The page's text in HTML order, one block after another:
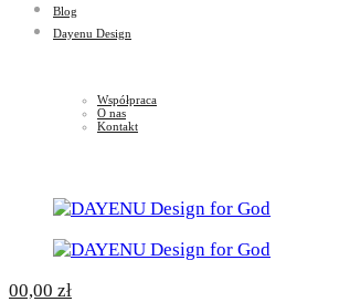
Blog
Dayenu Design
Współpraca
O nas
Kontakt
00,00 zł